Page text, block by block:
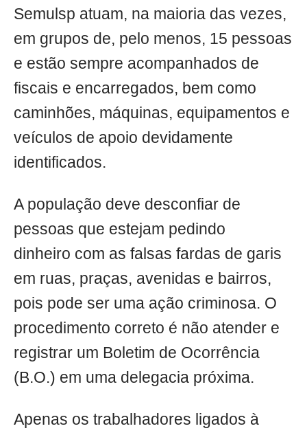
Semulsp atuam, na maioria das vezes,
em grupos de, pelo menos, 15 pessoas
e estão sempre acompanhados de
fiscais e encarregados, bem como
caminhões, máquinas, equipamentos e
veículos de apoio devidamente
identificados.
A população deve desconfiar de
pessoas que estejam pedindo
dinheiro com as falsas fardas de garis
em ruas, praças, avenidas e bairros,
pois pode ser uma ação criminosa. O
procedimento correto é não atender e
registrar um Boletim de Ocorrência
(B.O.) em uma delegacia próxima.
Apenas os trabalhadores ligados à